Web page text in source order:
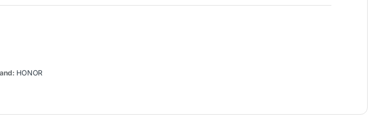
HONOR